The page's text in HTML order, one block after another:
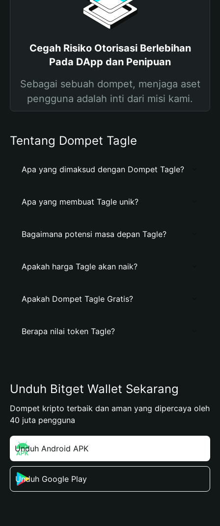
Cegah Risiko Otorisasi Berlebihan
Pada DApp dan Penipuan
Sebagai sebuah dompet, menjaga aset
pengguna adalah inti dari misi kami.
Tentang Dompet Tagle
Apa yang dimaksud dengan Dompet Tagle?
Apa yang membuat Tagle unik?
Bagaimana potensi masa depan Tagle?
Apakah harga Tagle akan naik?
Apakah Dompet Tagle Gratis?
Berapa nilai token Tagle?
Unduh Bitget Wallet Sekarang
Dompet kripto terbaik dan aman yang dipercaya oleh
40 juta pengguna
Unduh Android APK
Unduh Google Play